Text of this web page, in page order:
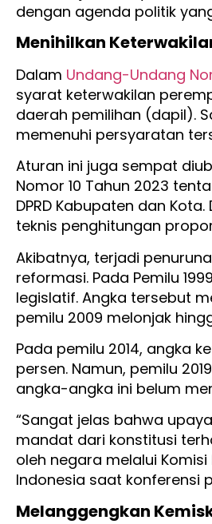
dengan agenda politik
Menihilkan
Dalam Undang-Undang
syarat keterwakilan
daerah pemilihan (dapil).
memenuhi persyaratan
Aturan ini juga sempat
Nomor 10 Tahun 2023
DPRD Kabupaten dan
teknis penghitungan
Akibatnya, terjadi
reformasi. Pada Pemilu
legislatif. Angka tersebut
pemilu 2009 melonjak
Pada pemilu 2014, angka
persen. Namun, pemilu
angka-angka ini belum
“Sangat jelas bahwa
mandat dari konstitusi
oleh negara melalui
Indonesia saat konferensi
Melanggengkan